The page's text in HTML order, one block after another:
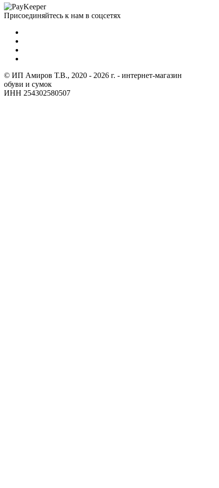
Присоединяйтесь к нам в соцсетях
© ИП Амиров Т.В., 2020 - 2026 г. - интернет-магазин
обуви и сумок
ИНН 254302580507